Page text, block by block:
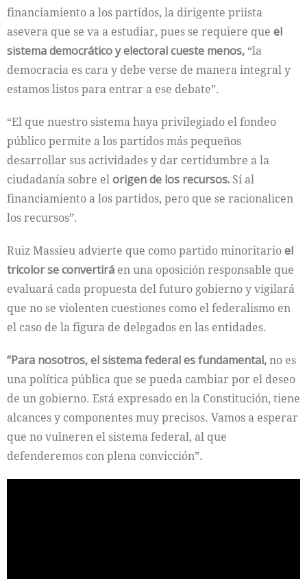
financiamiento a los partidos, la dirigente priista
asevera que se va a estudiar, pues se requiere que el
sistema democrático y electoral cueste menos, “la
democracia es cara y debe verse de manera integral y
estamos listos para entrar a ese debate”.
“El que nuestro sistema haya privilegiado el fondeo
público permite a los partidos más pequeños
desarrollar sus actividades y dar certidumbre a la
ciudadanía sobre elorigen de los recursos. Sí al
financiamiento a los partidos, pero que se racionalicen
los recursos”.
Ruiz Massieu advierte que como partido minoritarioel
tricolor se convertirá en una oposición responsable que
evaluará cada propuesta del futuro gobierno y vigilará
que no se violenten cuestiones como el federalismo en
el caso de la figura de delegados en las entidades.
“Para nosotros, el sistema federal es fundamental,no es
una política pública que se pueda cambiar por el deseo
de un gobierno. Está expresado en la Constitución, tiene
alcances y componentes muy precisos. Vamos a esperar
que no vulneren el sistema federal, al que
defenderemos con plena convicción”.